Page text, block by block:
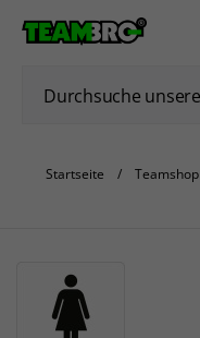
Startseite Teamshop